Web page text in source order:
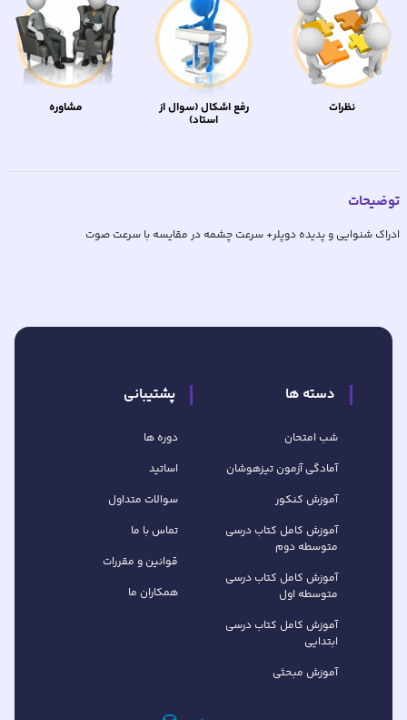
نظرات رفع اشکال (سوال از
استاد)
مشاوره
توضیحات
ادراک شنوایی و پدیده دوپلر+ سرعت چشمه در مقایسه با سرعت صوت
دسته ها
شب امتحان
آمادگی آزمون تیزهوشان
آموزش کنکور
آموزش کامل کتاب‌ درسی
متوسطه دوم
آموزش کامل کتاب‌ درسی
متوسطه اول
آموزش کامل کتاب درسی
ابتدایی
آموزش مبحثی
پشتیبانی
دوره ها
اساتید
سوالات متداول
تماس با ما
قوانین و مقررات
همکاران ما